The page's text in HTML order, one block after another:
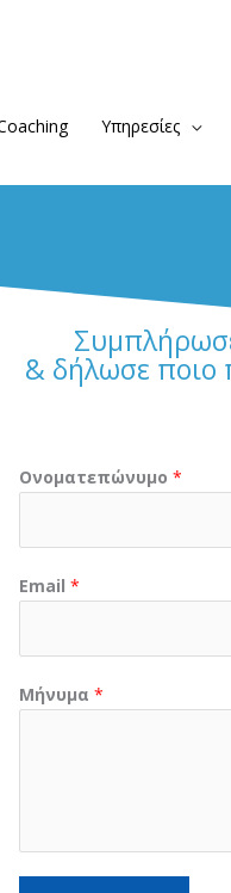
Υπηρεσίες
& δήλωσε ποιο
Ονοματεπώνυμο *
Email *
Μήνυμα *